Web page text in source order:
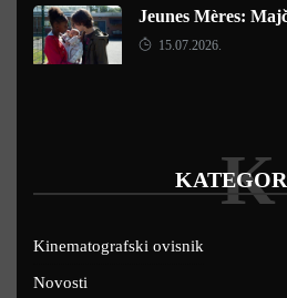
Jeunes Mères:
15.07.2026.
K
Kinematografski ovisnik
Novosti